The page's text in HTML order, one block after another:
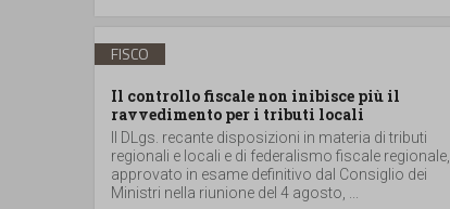
FISCO
Il controllo fiscale non inibisce più il
ravvedimento per i tributi locali
Il DLgs. recante disposizioni in materia di tributi
regionali e locali e di federalismo fiscale regionale,
approvato in esame definitivo dal Consiglio dei
Ministri nella riunione del 4 agosto, ...